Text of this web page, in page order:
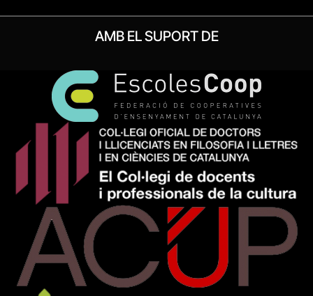
AMB EL SUPORT DE